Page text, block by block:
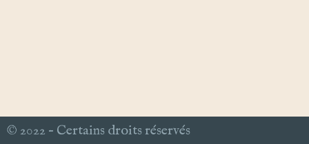
© 2022 – Certains droits réservés